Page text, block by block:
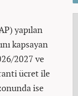
yapılan
kapsayan
2027 ve
ücret ile
ise